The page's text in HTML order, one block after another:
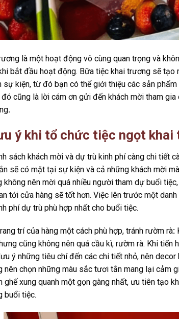
là một hoạt động vô cùng quan trọng và
bắt đầu hoạt động. Bữa tiệc khai trương sẽ
sự kiện, từ đó bạn có thể giới thiệu các sản
cũng là lời cám ơn gửi đến khách mời tham
.
ý khi tổ chức tiệc ngọt khai
sách khách mời và dự trù kinh phí càng chi tiết
sẽ có mặt tại sự kiện và cả những khách mời
không nên mời quá nhiều người tham dự buổi
tới cửa hàng sẽ tốt hơn. Việc lên trước một
phí dự trù phù hợp nhất cho buổi tiệc.
trí của hàng một cách phù hợp, tránh rườm rà:
cũng không nên quá cầu kì, rườm rà. Khi
ý những tiêu chí đến các chi tiết nhỏ, nên
nên chọn những màu sắc tươi tắn mang lại cảm
ghế xung quanh một gọn gàng nhất, ưu tiên tạo
buổi tiệc.